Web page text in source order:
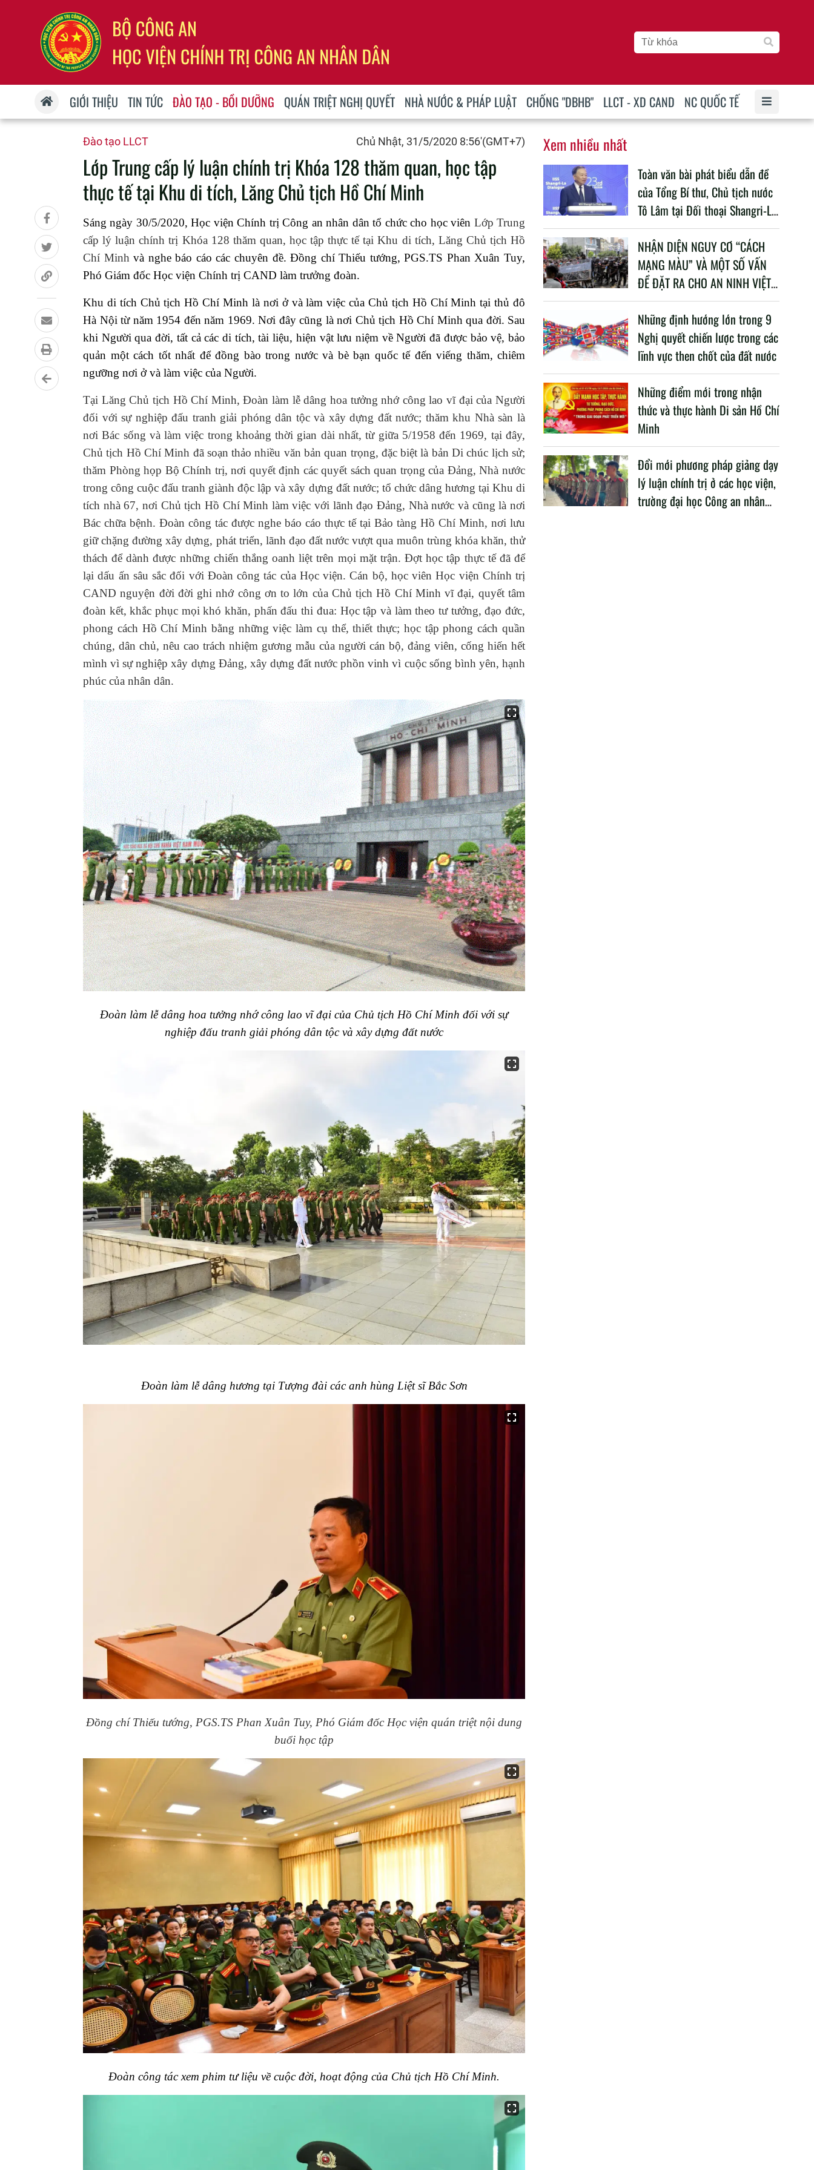
GIỚI THIỆU TIN TỨC ĐÀO TẠO - BỒI DƯỠNG QUÁN TRIỆT NGHỊ QUYẾT NHÀ NƯỚC & PHÁP LUẬT CHỐNG "DBHB" LLCT - XD CAND NC QUỐC TẾ
Đào tạo LLCT Chủ Nhật, 31/5/2020 8:56'(GMT+7)
Lớp Trung cấp lý luận chính trị Khóa 128 thăm quan, học tập
thực tế tại Khu di tích, Lăng Chủ tịch Hồ Chí Minh
Sáng ngày 30/5/2020, Học viện Chính trị Công an nhân dân tổ chức cho học viên Lớp Trung
cấp lý luận chính trị Khóa 128 thăm quan, học tập thực tế tại Khu di tích, Lăng Chủ tịch Hồ
Chí Minh và nghe báo cáo các chuyên đề.Đồng chí Thiếu tướng, PGS.TS Phan Xuân Tuy,
Phó Giám đốc Học viện Chính trị CAND làm trưởng đoàn.
Khu di tích Chủ tịch Hồ Chí Minh là nơi ở và làm việc của Chủ tịch Hồ Chí Minh tại thủ đô
Hà Nội từ năm 1954 đến năm 1969. Nơi đây cũng là nơi Chủ tịch Hồ Chí Minh qua đời. Sau
khi Người qua đời, tất cả các di tích, tài liệu, hiện vật lưu niệm về Người đã được bảo vệ, bảo
quản một cách tốt nhất để đồng bào trong nước và bè bạn quốc tế đến viếng thăm, chiêm
ngưỡng nơi ở và làm việc của Người.
Tại Lăng Chủ tịch Hồ Chí Minh, Đoàn làm lễ dâng hoa tưởng nhớ công lao vĩ đại của Người
đối với sự nghiệp đấu tranh giải phóng dân tộc và xây dựng đất nước; thăm khu Nhà sàn là
nơi Bác sống và làm việc trong khoảng thời gian dài nhất, từ giữa 5/1958 đến 1969, tại đây,
Chủ tịch Hồ Chí Minh đã soạn thảo nhiều văn bản quan trọng, đặc biệt là bản Di chúc lịch sử;
thăm Phòng họp Bộ Chính trị, nơi quyết định các quyết sách quan trọng của Đảng, Nhà nước
trong công cuộc đấu tranh giành độc lập và xây dựng đất nước; tổ chức dâng hương tại Khu di
tích nhà 67, nơi Chủ tịch Hồ Chí Minh làm việc với lãnh đạo Đảng, Nhà nước và cũng là nơi
Bác chữa bệnh. Đoàn công tác được nghe báo cáo thực tế tại Bảo tàng Hồ Chí Minh, nơi lưu
giữ chặng đường xây dựng, phát triển, lãnh đạo đất nước vượt qua muôn trùng khóa khăn, thử
thách để dành được những chiến thắng oanh liệt trên mọi mặt trận. Đợt học tập thực tế đã để
lại dấu ấn sâu sắc đối với Đoàn công tác của Học viện. Cán bộ, học viên Học viện Chính trị
CAND nguyện đời đời ghi nhớ công ơn to lớn của Chủ tịch Hồ Chí Minh vĩ đại, quyết tâm
đoàn kết, khắc phục mọi khó khăn, phấn đấu thi đua: Học tập và làm theo tư tưởng, đạo đức,
phong cách Hồ Chí Minh bằng những việc làm cụ thể, thiết thực; học tập phong cách quần
chúng, dân chủ, nêu cao trách nhiệm gương mẫu của người cán bộ, đảng viên, cống hiến hết
mình vì sự nghiệp xây dựng Đảng, xây dựng đất nước phồn vinh vì cuộc sống bình yên, hạnh
phúc của nhân dân.
Đoàn làm lễ dâng hoa tưởng nhớ công lao vĩ đại của Chủ tịch Hồ Chí Minh đối với sự
nghiệp đấu tranh giải phóng dân tộc và xây dựng đất nước
Đoàn làm lễ dâng hương tại Tượng đài các anh hùng Liệt sĩ Bắc Sơn
Đồng chí Thiếu tướng, PGS.TS Phan Xuân Tuy, Phó Giám đốc Học viện quán triệt nội dung
buổi học tập
Đoàn công tác xem phim tư liệu về cuộc đời, hoạt động của Chủ tịch Hồ Chí Minh.
Xem nhiều nhất
Toàn văn bài phát biểu dẫn đề
của Tổng Bí thư, Chủ tịch nước
Tô Lâm tại Đối thoại Shangri-La
lần thứ 23
NHẬN DIỆN NGUY CƠ “CÁCH
MẠNG MÀU” VÀ MỘT SỐ VẤN
ĐỀ ĐẶT RA CHO AN NINH VIỆT
NAM TRONG BỐI CẢNH HIỆN
NAY
Những định hướng lớn trong 9
Nghị quyết chiến lược trong các
lĩnh vực then chốt của đất nước
Những điểm mới trong nhận
thức và thực hành Di sản Hồ Chí
Minh
Đổi mới phương pháp giảng dạy
lý luận chính trị ở các học viện,
trường đại học Công an nhân